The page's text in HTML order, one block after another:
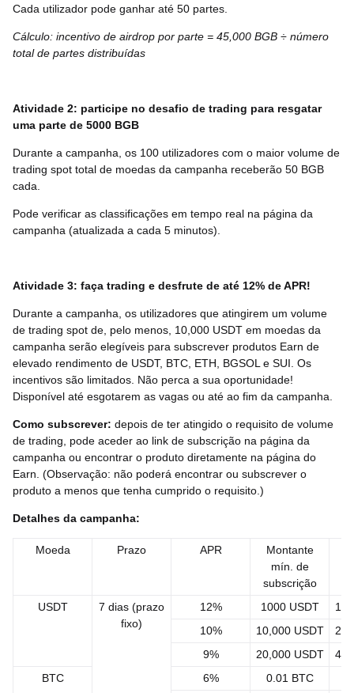
Cada utilizador pode ganhar até 50 partes.
Cálculo: incentivo de airdrop por parte = 45,000 BGB ÷ número
total de partes distribuídas
Atividade 2: participe no desafio de trading para resgatar
uma parte de 5000 BGB
Durante a campanha, os 100 utilizadores com o maior volume de
trading spot total de moedas da campanha receberão 50 BGB
cada.
Pode verificar as classificações em tempo real na página da
campanha (atualizada a cada 5 minutos).
Atividade 3: faça trading e desfrute de até 12% de APR!
Durante a campanha, os utilizadores que atingirem um volume
de trading spot de, pelo menos, 10,000 USDT em moedas da
campanha serão elegíveis para subscrever produtos Earn de
elevado rendimento de USDT, BTC, ETH, BGSOL e SUI. Os
incentivos são limitados. Não perca a sua oportunidade!
Disponível até esgotarem as vagas ou até ao fim da campanha.
Como subscrever: depois de ter atingido o requisito de volume
de trading, pode aceder ao link de subscrição na página da
campanha ou encontrar o produto diretamente na página do
Earn. (Observação: não poderá encontrar ou subscrever o
produto a menos que tenha cumprido o requisito.)
Detalhes da campanha:
Moeda Prazo APR
Montante
mín. de
subscrição
USDT
7 dias (prazo
fixo)
12% 1000 USDT
10%
10,000 USDT
9%
20,000 USDT
BTC
6% 0.01 BTC